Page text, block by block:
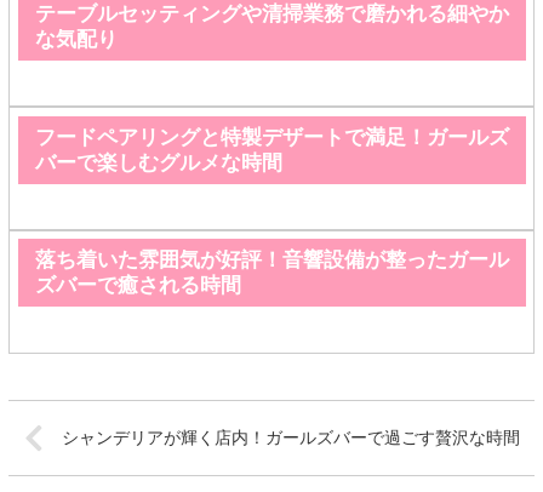
テーブルセッティングや清掃業務で磨かれる細やか
な気配り
フードペアリングと特製デザートで満足！ガールズ
バーで楽しむグルメな時間
落ち着いた雰囲気が好評！音響設備が整ったガール
ズバーで癒される時間
シャンデリアが輝く店内！ガールズバーで過ごす贅沢な時間